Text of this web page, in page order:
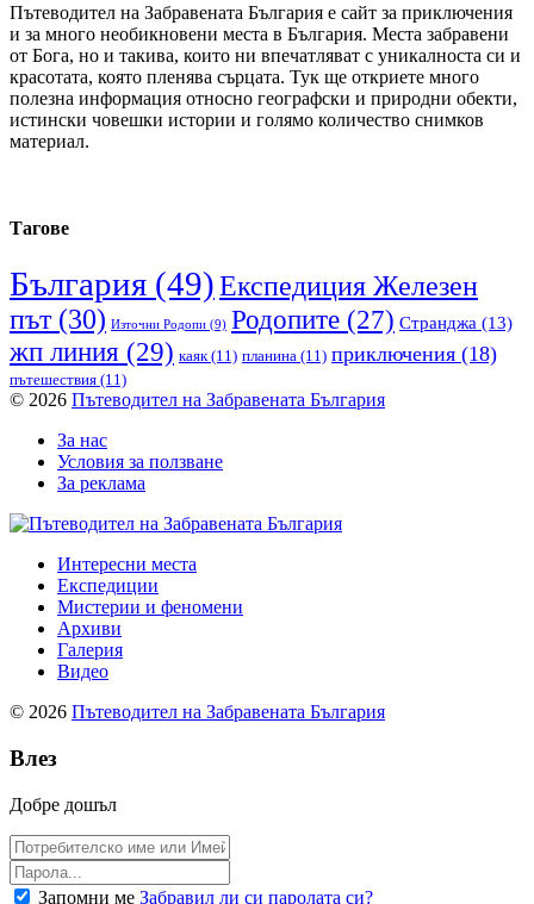
Пътеводител на Забравената България е сайт за приключения
и за много необикновени места в България. Места забравени
от Бога, но и такива, които ни впечатляват с уникалноста си и
красотата, която пленява сърцата. Тук ще откриете много
полезна информация относно географски и природни обекти,
истински човешки истории и голямо количество снимков
материал.
Тагове
България (49)Експедиция Железен
път(30) Източни Родопи (9) Родопите (27) Странджа (13)
жп линия (29) каяк(11) планина (11) приключения (18)
пътешествия (11)
© 2026 Пътеводител на Забравената България
За нас
Условия за ползване
За реклама
Интересни места
Експедиции
Мистерии и феномени
Архиви
Галерия
Видео
© 2026 Пътеводител на Забравената България
Влез
Добре дошъл
Запомни ме Забравил ли си паролата си?